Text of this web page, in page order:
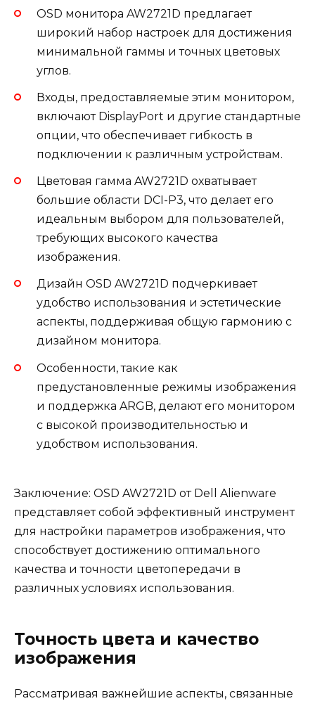
OSD монитора AW2721D предлагает
широкий набор настроек для достижения
минимальной гаммы и точных цветовых
углов.
Входы, предоставляемые этим монитором,
включают DisplayPort и другие стандартные
опции, что обеспечивает гибкость в
подключении к различным устройствам.
Цветовая гамма AW2721D охватывает
большие области DCI-P3, что делает его
идеальным выбором для пользователей,
требующих высокого качества
изображения.
Дизайн OSD AW2721D подчеркивает
удобство использования и эстетические
аспекты, поддерживая общую гармонию с
дизайном монитора.
Особенности, такие как
предустановленные режимы изображения
и поддержка ARGB, делают его монитором
с высокой производительностью и
удобством использования.
Заключение: OSD AW2721D от Dell Alienware
представляет собой эффективный инструмент
для настройки параметров изображения, что
способствует достижению оптимального
качества и точности цветопередачи в
различных условиях использования.
Точность цвета и качество
изображения
Рассматривая важнейшие аспекты, связанные